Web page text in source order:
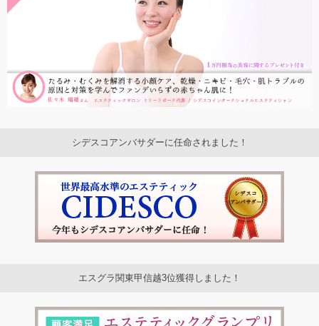
シデスコアンバサダーに任命されました！
エスグラ関東甲信越3位獲得しました！